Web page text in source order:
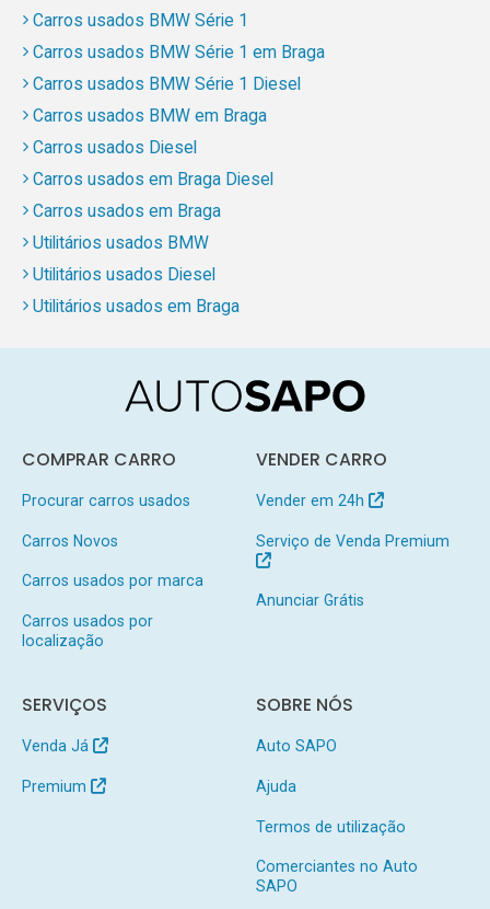
Carros usados BMW Série 1
Carros usados BMW Série 1 em Braga
Carros usados BMW Série 1 Diesel
Carros usados BMW em Braga
Carros usados Diesel
Carros usados em Braga Diesel
Carros usados em Braga
Utilitários usados BMW
Utilitários usados Diesel
Utilitários usados em Braga
COMPRAR CARRO
Procurar carros usados
Carros Novos
Carros usados por marca
Carros usados por
localização
VENDER CARRO
Vender em 24h
Serviço de Venda Premium
Anunciar Grátis
SERVIÇOS
Venda Já
Premium
SOBRE NÓS
Auto SAPO
Ajuda
Termos de utilização
Comerciantes no Auto
SAPO